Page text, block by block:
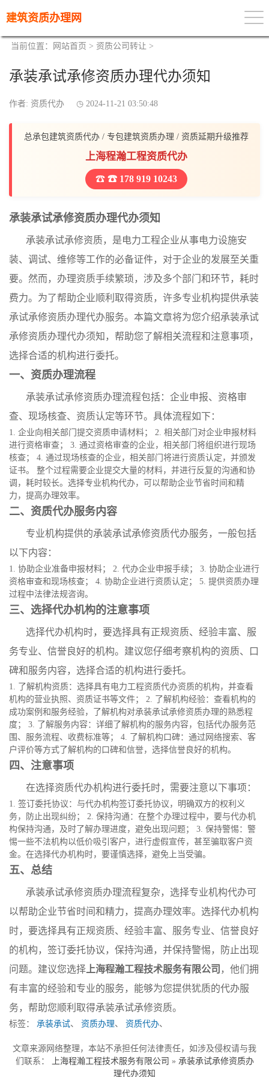
建筑资质办理网
当前位置： 网站首页 > 资质公司转让 >
承装承试承修资质办理代办须知
作者: 资质代办 2024-11-21 03:50:48
总承包建筑资质代办 / 专包建筑资质办理 / 资质延期升级推荐
上海程瀚工程资质代办
☎ 178 919 10243
承装承试承修资质办理代办须知
承装承试承修资质，是电力工程企业从事电力设施安
装、调试、维修等工作的必备证件，对于企业的发展至关重
要。然而，办理资质手续繁琐，涉及多个部门和环节，耗时
费力。为了帮助企业顺利取得资质，许多专业机构提供承装
承试承修资质办理代办服务。本篇文章将为您介绍承装承试
承修资质办理代办须知，帮助您了解相关流程和注意事项，
选择合适的机构进行委托。
一、资质办理流程
承装承试承修资质办理流程包括：企业申报、资格审
查、现场核查、资质认定等环节。具体流程如下：
1. 企业向相关部门提交资质申请材料； 2. 相关部门对企业申报材料
进行资格审查； 3. 通过资格审查的企业，相关部门将组织进行现场
核查； 4. 通过现场核查的企业，相关部门将进行资质认定，并颁发
证书。 整个过程需要企业提交大量的材料，并进行反复的沟通和协
调，耗时较长。选择专业机构代办，可以帮助企业节省时间和精
力，提高办理效率。
二、资质代办服务内容
专业机构提供的承装承试承修资质代办服务，一般包括
以下内容：
1. 协助企业准备申报材料； 2. 代办企业申报手续； 3. 协助企业进行
资格审查和现场核查； 4. 协助企业进行资质认定； 5. 提供资质办理
过程中法律法规咨询。
三、选择代办机构的注意事项
选择代办机构时，要选择具有正规资质、经验丰富、服
务专业、信誉良好的机构。建议您仔细考察机构的资质、口
碑和服务内容，选择合适的机构进行委托。
1. 了解机构资质：选择具有电力工程资质代办资质的机构，并查看
机构的营业执照、资质证书等文件； 2. 了解机构经验：查看机构的
成功案例和服务经验，了解机构对承装承试承修资质办理的熟悉程
度； 3. 了解服务内容：详细了解机构的服务内容，包括代办服务范
围、服务流程、收费标准等； 4. 了解机构口碑：通过网络搜索、客
户评价等方式了解机构的口碑和信誉，选择信誉良好的机构。
四、注意事项
在选择资质代办机构进行委托时，需要注意以下事项：
1. 签订委托协议：与代办机构签订委托协议，明确双方的权利义
务，防止出现纠纷； 2. 保持沟通：在整个办理过程中，要与代办机
构保持沟通，及时了解办理进度，避免出现问题； 3. 保持警惕：警
惕一些不法机构以低价吸引客户，进行虚假宣传，甚至骗取客户资
金。在选择代办机构时，要谨慎选择，避免上当受骗。
五、总结
承装承试承修资质办理流程复杂，选择专业机构代办可
以帮助企业节省时间和精力，提高办理效率。选择代办机构
时，要选择具有正规资质、经验丰富、服务专业、信誉良好
的机构，签订委托协议，保持沟通，并保持警惕，防止出现
问题。建议您选择 上海程瀚工程技术服务有限公司 ，他们拥
有丰富的经验和专业的服务，能够为您提供犹质的代办服
务，帮助您顺利取得承装承试承修资质。
标签： 承装承试、 资质办理、 资质代办、
文章来源网络整理，本站不承担任何法律责任，如涉及侵权请与我
们联系：
上海程瀚工程技术服务有限公司 » 承装承试承修资质办
理代办须知